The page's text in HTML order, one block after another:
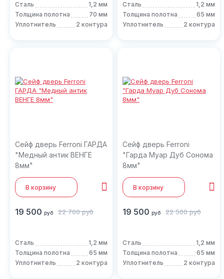
Сталь
1,2 мм
Толщина полотна
70 мм
Уплотнитель
2 контура
Сталь
1,2 мм
Толщина полотна
65 мм
Уплотнитель
2 контура
Сейф дверь Ferroni ГАРДА
"Медный антик ВЕНГЕ
8мм"
В корзину
19 500 руб 22 700 руб
Сталь
1,2 мм
Толщина полотна
65 мм
Уплотнитель
2 контура
Сейф дверь Ferroni
"Гарда Муар Дуб Сонома
8мм"
В корзину
19 500 руб 22 500 руб
Сталь
1,2 мм
Толщина полотна
65 мм
Уплотнитель
2 контура